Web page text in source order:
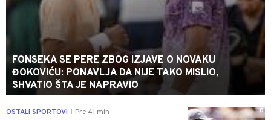
FONSEKA SE PERE ZBOG IZJAVE O NOVAKU
ĐOKOVIĆU: PONAVLJA DA NIJE TAKO MISLIO,
SHVATIO ŠTA JE NAPRAVIO
0
OSTALI SPORTOVI Pre 41 min